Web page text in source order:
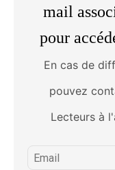
mail
pour
En cas de
pouvez
Lecteurs à